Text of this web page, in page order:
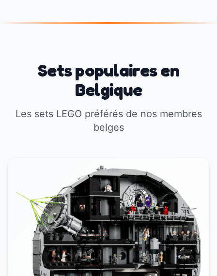
Sets populaires en
Belgique
Les sets LEGO préférés de nos membres
belges